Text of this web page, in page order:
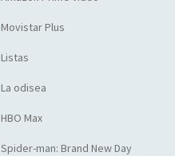
Movistar Plus
Listas
La odisea
HBO Max
Spider-man: Brand New Day